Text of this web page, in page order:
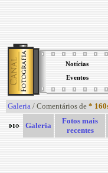
Notícias
Eventos
Galeria / Comentários de *
Galeria
Fotos mais
recentes